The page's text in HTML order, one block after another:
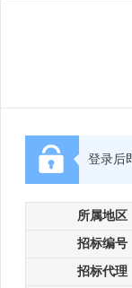
登录后
所属地区
招标编号
招标代理